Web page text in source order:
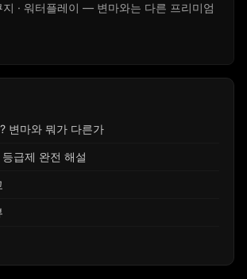
지 · 워터플레이 — 변마와는 다른 프리미엄
변마와 뭐가 다른가
급제 완전 해설